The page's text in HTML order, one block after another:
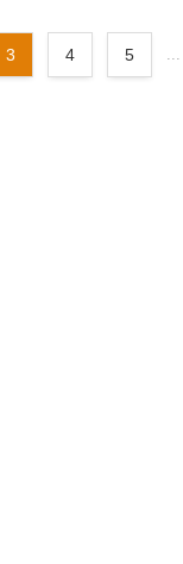
3 4 5 ...